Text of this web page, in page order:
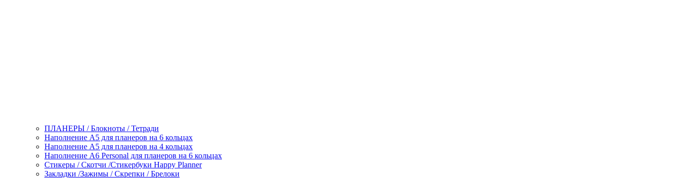
ПЛАНЕРЫ / Блокноты / Тетради
Наполнение А5 для планеров на 6 кольцах
Наполнение А5 для планеров на 4 кольцах
Наполнение А6 Personal для планеров на 6 кольцах
Стикеры / Скотчи /Стикербуки Happy Planner
Закладки /Зажимы / Скрепки / Брелоки